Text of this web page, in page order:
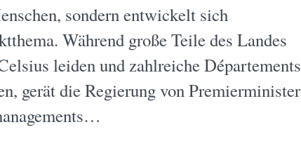
sondern entwickelt sich
Während große Teile des Landes
leiden und zahlreiche Départements
gerät die Regierung von Premierminister